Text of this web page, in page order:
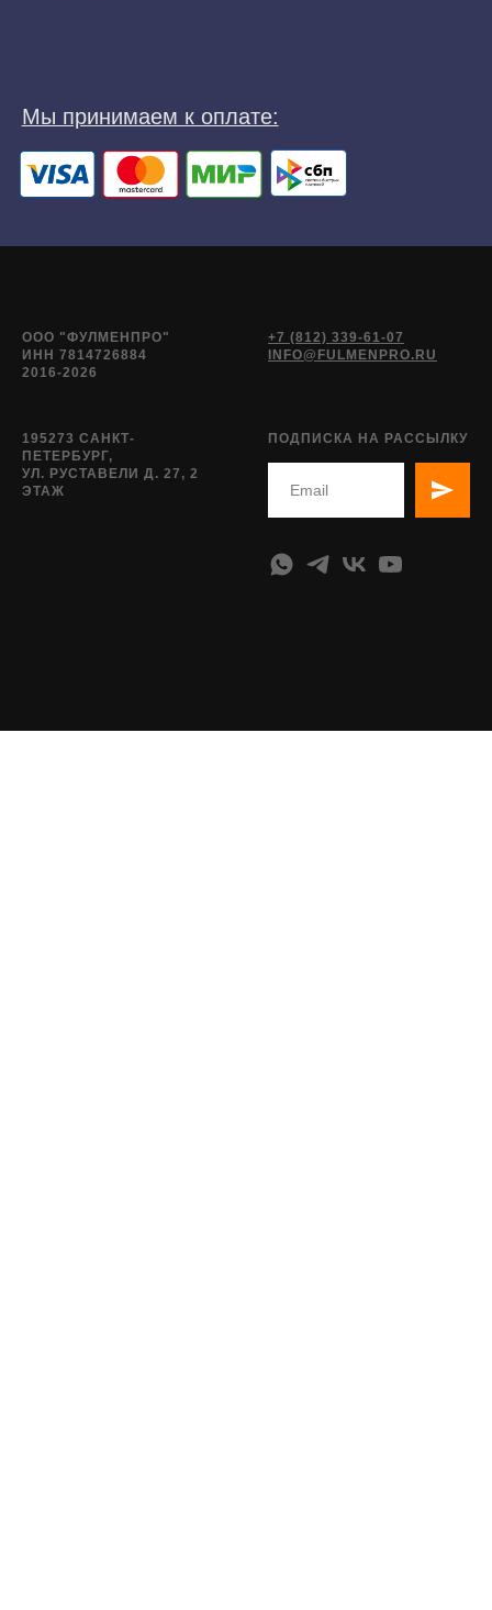
ООО "ФУЛМЕНПРО"
ИНН 7814726884
2016-2026
+7 (812) 339-61-07
INFO@FULMENPRO.RU
195273 САНКТ-
ПЕТЕРБУРГ,
УЛ. РУСТАВЕЛИ Д. 27, 2
ЭТАЖ
ПОДПИСКА НА РАССЫЛКУ